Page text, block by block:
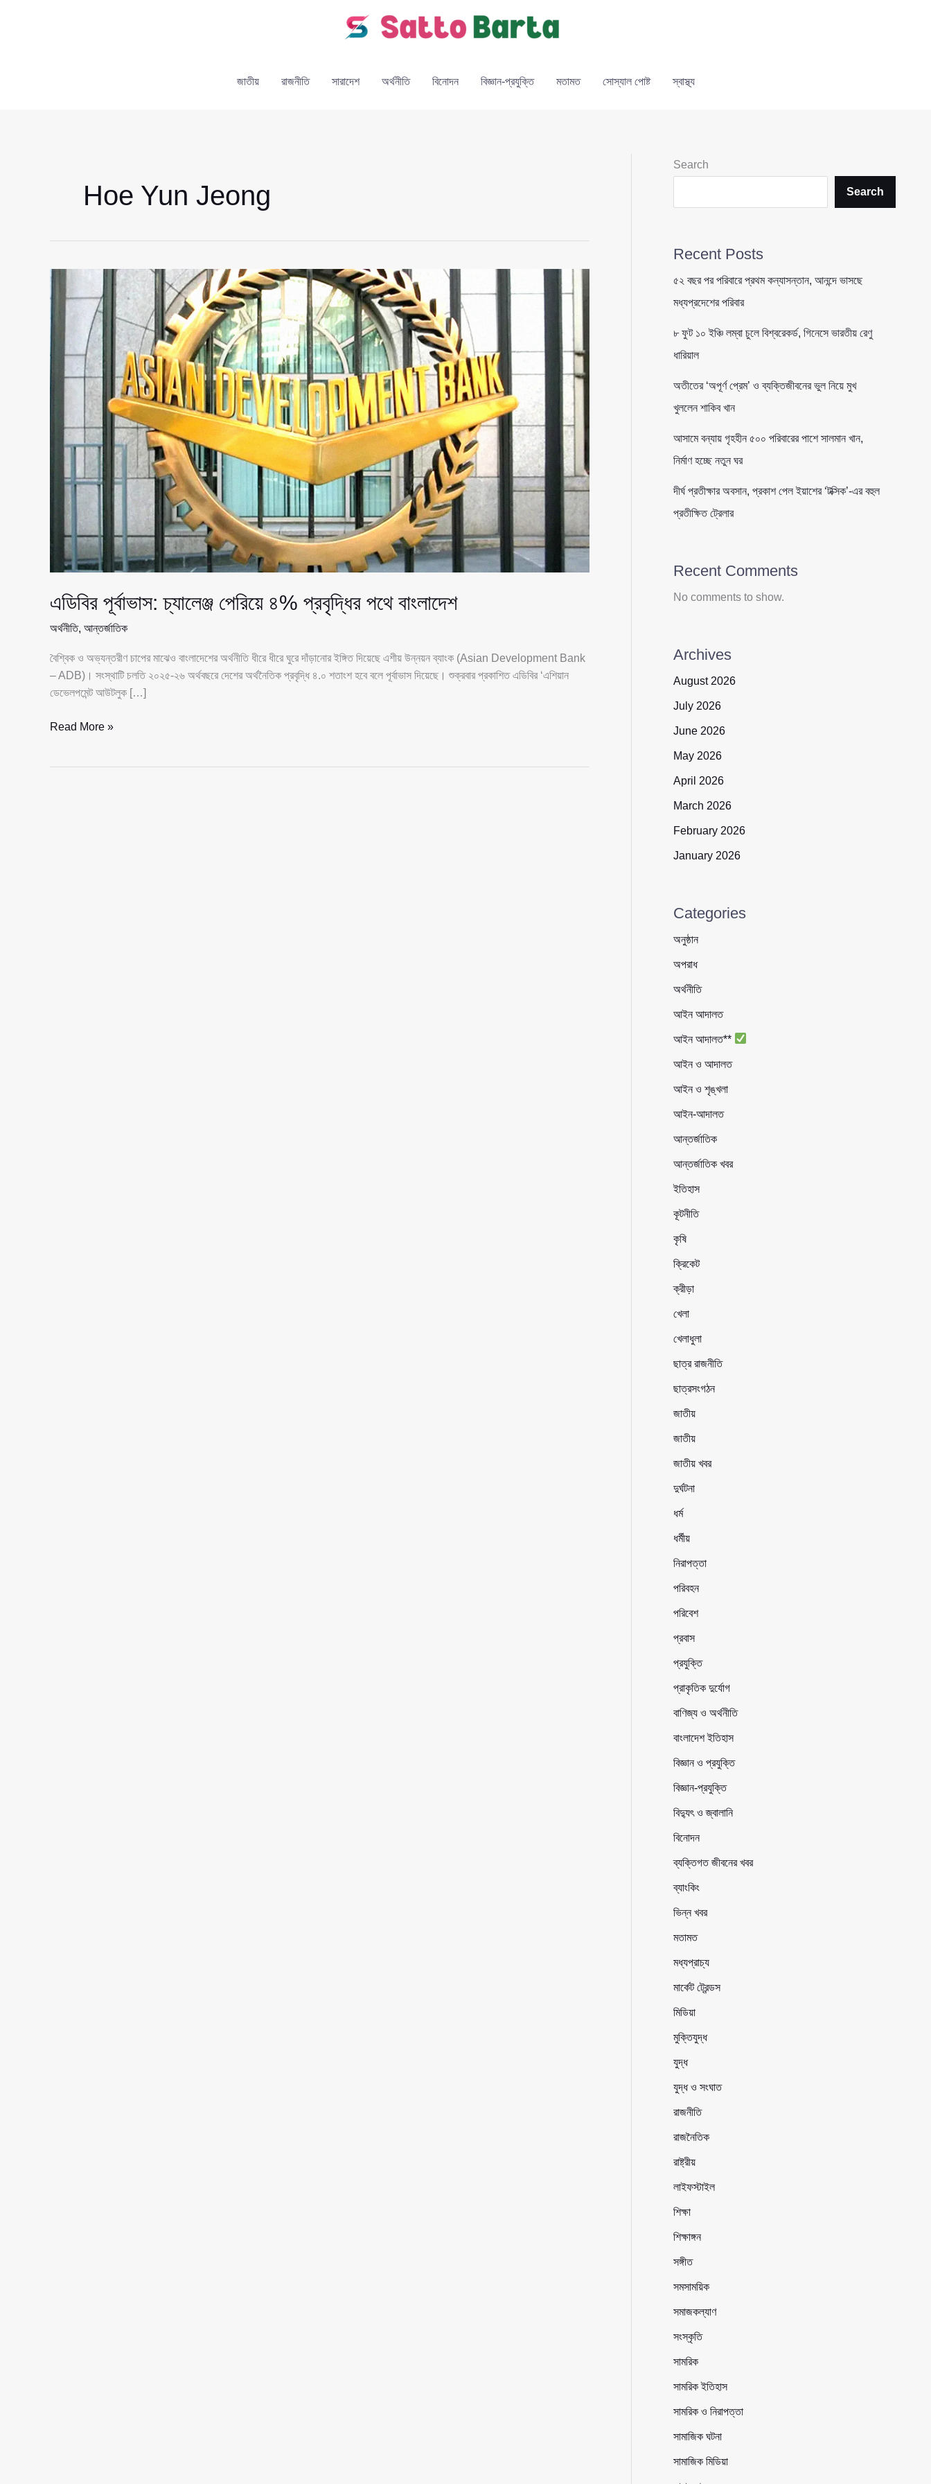
জাতীয় রাজনীতি সারাদেশ অর্থনীতি বিনোদন বিজ্ঞান-প্রযুক্তি মতামত সোস্যাল পোষ্ট স্বাস্থ্য
Hoe Yun Jeong
এডিবির পূর্বাভাস: চ্যালেঞ্জ পেরিয়ে ৪% প্রবৃদ্ধির পথে বাংলাদেশ
অর্থনীতি, আন্তর্জাতিক
বৈশ্বিক ও অভ্যন্তরীণ চাপের মাঝেও বাংলাদেশের অর্থনীতি ধীরে ধীরে ঘুরে দাঁড়ানোর ইঙ্গিত দিয়েছে এশীয় উন্নয়ন ব্যাংক (Asian Development Bank
– ADB)। সংস্থাটি চলতি ২০২৫-২৬ অর্থবছরে দেশের অর্থনৈতিক প্রবৃদ্ধি ৪.০ শতাংশ হবে বলে পূর্বাভাস দিয়েছে। শুক্রবার প্রকাশিত এডিবির ‘এশিয়ান
ডেভেলপমেন্ট আউটলুক […]
এডিবির
Read More »
Search
Search
Recent Posts
৫২ বছর পর পরিবারে প্রথম কন্যাসন্তান, আনন্দে ভাসছে
মধ্যপ্রদেশের পরিবার
৮ ফুট ১০ ইঞ্চি লম্বা চুলে বিশ্বরেকর্ড, গিনেসে ভারতীয় রেণু
ধারিয়াল
অতীতের ‘অপূর্ণ প্রেম’ ও ব্যক্তিজীবনের ভুল নিয়ে মুখ
খুললেন শাকিব খান
আসামে বন্যায় গৃহহীন ৫০০ পরিবারের পাশে সালমান খান,
নির্মাণ হচ্ছে নতুন ঘর
দীর্ঘ প্রতীক্ষার অবসান, প্রকাশ পেল ইয়াশের ‘টক্সিক’-এর বহুল
প্রতীক্ষিত ট্রেলার
Recent Comments
No comments to show.
Archives
August 2026
July 2026
June 2026
May 2026
April 2026
March 2026
February 2026
January 2026
Categories
অনুষ্ঠান
অপরাধ
অর্থনীতি
আইন আদালত
আইন আদালত**
আইন ও আদালত
আইন ও শৃঙ্খলা
আইন-আদালত
আন্তর্জাতিক
আন্তর্জাতিক খবর
ইতিহাস
কূটনীতি
কৃষি
ক্রিকেট
ক্রীড়া
খেলা
খেলাধুলা
ছাত্র রাজনীতি
ছাত্রসংগঠন
জাতীয়
জাতীয়
জাতীয় খবর
দুর্ঘটনা
ধর্ম
ধর্মীয়
নিরাপত্তা
পরিবহন
পরিবেশ
প্রবাস
প্রযুক্তি
প্রাকৃতিক দুর্যোগ
বাণিজ্য ও অর্থনীতি
বাংলাদেশ ইতিহাস
বিজ্ঞান ও প্রযুক্তি
বিজ্ঞান-প্রযুক্তি
বিদ্যুৎ ও জ্বালানি
বিনোদন
ব্যক্তিগত জীবনের খবর
ব্যাংকিং
ভিন্ন খবর
মতামত
মধ্যপ্রাচ্য
মার্কেট ট্রেন্ডস
মিডিয়া
মুক্তিযুদ্ধ
যুদ্ধ
যুদ্ধ ও সংঘাত
রাজনীতি
রাজনৈতিক
রাষ্ট্রীয়
লাইফস্টাইল
শিক্ষা
শিক্ষাঙ্গন
সঙ্গীত
সমসাময়িক
সমাজকল্যাণ
সংস্কৃতি
সামরিক
সামরিক ইতিহাস
সামরিক ও নিরাপত্তা
সামাজিক ঘটনা
সামাজিক মিডিয়া